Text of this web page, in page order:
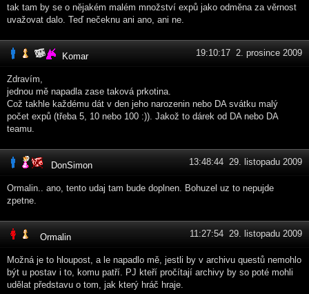
tak tam by se o nějakém malém množství expů jako odměna za věrnost
uvažovat dalo. Teď nečeknu ani ano, ani ne.
Komar 19:10:17 2. prosince 2009
Zdravím,
jednou mě napadla zase taková prkotina.
Což takhle každému dát v den jeho narozenin nebo DA svátku malý
počet expů (třeba 5, 10 nebo 100 :)). Jakož to dárek od DA nebo DA
teamu.
DonSimon 13:48:44 29. listopadu 2009
Ormalin.. ano, tento udaj tam bude doplnen. Bohuzel uz to nepujde
zpetne.
Ormalin 11:27:54 29. listopadu 2009
Možná je to hloupost, a le napadlo mě, jestli by v archivu questů nemohlo
být u postav i to, komu patří. PJ kteří pročítají archivy by so poté mohli
udělat představu o tom, jak který hráč hraje.